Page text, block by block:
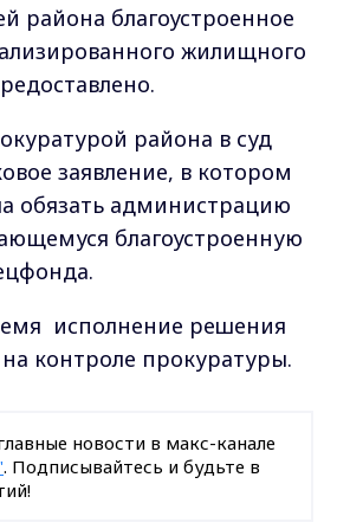
района благоустроенное
жилищного
района в суд
заявление, в котором
обязать администрацию
благоустроенную
исполнение решения
контроле прокуратуры.
новости в макс-канале
. Подписывайтесь и будьте в